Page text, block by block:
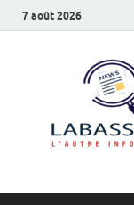
7 août 2026